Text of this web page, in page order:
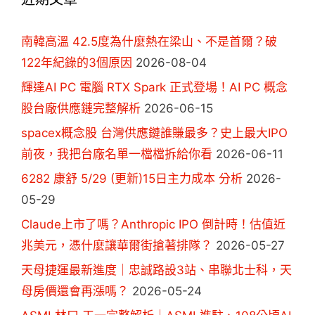
南韓高溫 42.5度為什麼熱在梁山、不是首爾？破
122年紀錄的3個原因 2026-08-04
輝達AI PC 電腦 RTX Spark 正式登場！AI PC 概念
股台廠供應鏈完整解析 2026-06-15
spacex概念股 台灣供應鏈誰賺最多？史上最大IPO
前夜，我把台廠名單一檔檔拆給你看 2026-06-11
6282 康舒 5/29 (更新)15日主力成本 分析 2026-
05-29
Claude上市了嗎？Anthropic IPO 倒計時！估值近
兆美元，憑什麼讓華爾街搶著排隊？ 2026-05-27
天母捷運最新進度｜忠誠路設3站、串聯北士科，天
母房價還會再漲嗎？ 2026-05-24